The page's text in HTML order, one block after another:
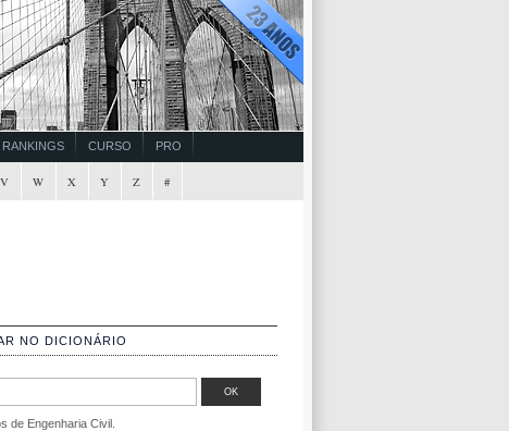
RANKINGS CURSO PRO
V W X Y Z #
NO DICIONÁRIO
de Engenharia Civil.